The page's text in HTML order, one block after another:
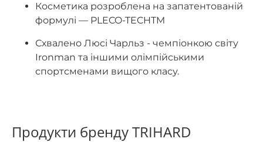
Косметика розроблена на запатентованій
формулі — PLECO-TECHTM
Схвалено Люсі Чарльз - чемпіонкою світу
Ironman та іншими олімпійськими
спортсменами вищого класу.
Продукти бренду TRIHARD